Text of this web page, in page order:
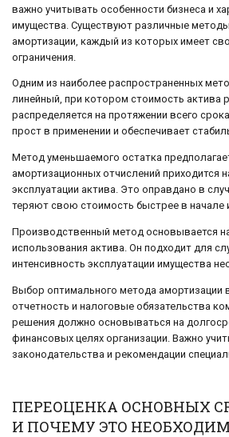
важно учитывать особенности бизнеса и
имущества. Существуют различные
амортизации, каждый из которых имеет
ограничения.
Одним из наиболее распространенных
линейный, при котором стоимость актива
распределяется на протяжении всего
прост в применении и обеспечивает
Метод уменьшаемого остатка
амортизационных отчислений приходится
эксплуатации актива. Это оправдано в
теряют свою стоимость быстрее в начале
Производственный метод основывается
использования актива. Он подходит для
интенсивность эксплуатации имущества
Выбор оптимального метода амортизации
отчетность и налоговые обязательства
решения должно основываться на
финансовых целях организации. Важно
законодательства и рекомендации
ПЕРЕОЦЕНКА ОСНОВНЫХ
И ПОЧЕМУ ЭТО